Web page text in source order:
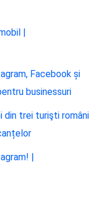
|
Facebook și
businessuri
din trei turişti români
|